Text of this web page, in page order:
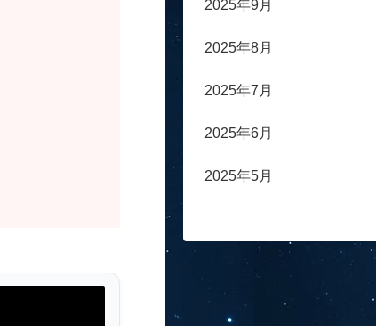
2025年9月
2025年8月
2025年7月
2025年6月
2025年5月